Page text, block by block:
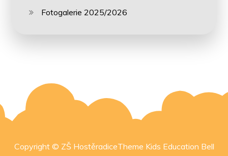
Fotogalerie 2025/2026
Copyright © ZŠ HostěradiceTheme Kids Education Bell